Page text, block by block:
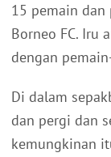
15 pemain
Borneo FC. Iru
dengan
Di dalam
dan pergi dan
kemungkinan